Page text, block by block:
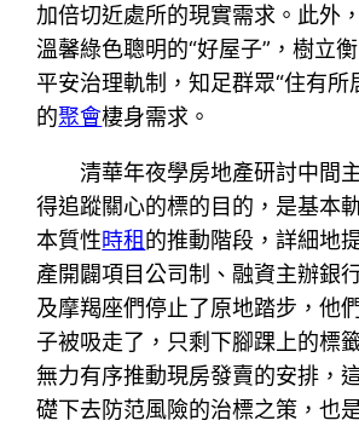
加倍切近處所的現實需求。此外
溫馨綠色聰明的“好屋子”，樹立
平安治理軌制，知足群眾“住有所
的聚會棲身需求。
清華年夜學房地產研討中間
得追蹤關心的標的目的，是基本
本質性時租的推動階段，詳細地
產開闢項目公司制、融資主辦銀
及摩羯座們停止了原地踏步，他
子被吸走了，只剩下腳踝上的標
無力有序推動現房發賣的安排，
礎下去防范風險的治標之策，也